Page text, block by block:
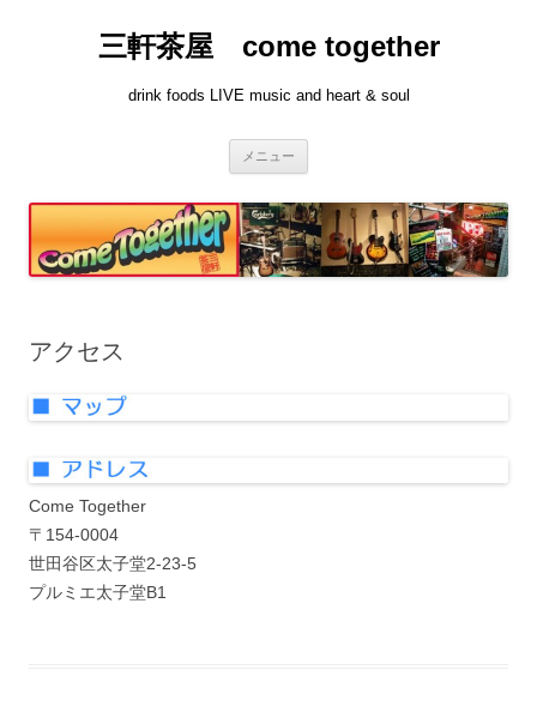
三軒茶屋 come together
drink foods LIVE music and heart & soul
メニュー
アクセス
Come Together
〒154-0004
世田谷区太子堂2-23-5
プルミエ太子堂B1